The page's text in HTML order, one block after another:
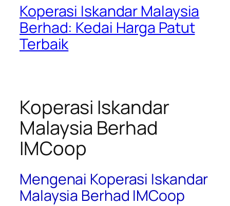
Koperasi Iskandar Malaysia
Berhad: Kedai Harga Patut
Terbaik
Koperasi Iskandar
Malaysia Berhad
IMCoop
Mengenai Koperasi Iskandar
Malaysia Berhad IMCoop